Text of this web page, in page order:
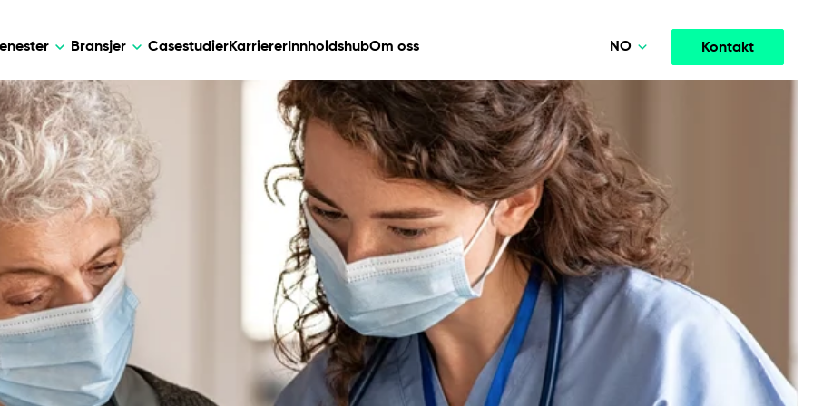
DEVELOPMENT
Web Development
Mobile Development
Webflow Development
KUNSTIG INTELLIGENS
AI Development
SAMARBEIDSMODELLER
Agile Project Management
Bransjer
løsninger for
og telehelse.
Skreddersydde AI-løsninger for smartere
automatisering, datainnsikt og forretningsutvikling.
Media og underholdning
Høytytende strømme- og medieplattformer som
øker engasjementet.
CasestudierKarrierer InnholdshubOm oss Kontakt
NO
Polski
Deutsch
English
Norsk